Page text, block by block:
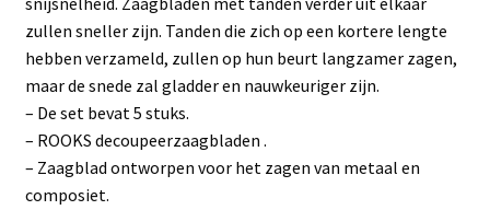
zullen sneller zijn. Tanden die zich op een kortere lengte
hebben verzameld, zullen op hun beurt langzamer zagen,
maar de snede zal gladder en nauwkeuriger zijn.
– De set bevat 5 stuks.
– ROOKS decoupeerzaagbladen .
– Zaagblad ontworpen voor het zagen van metaal en
composiet.